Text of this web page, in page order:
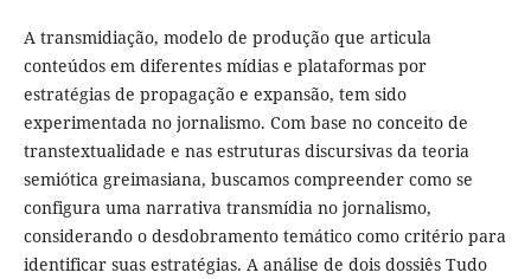
A transmidiação, modelo de produção que articula
conteúdos em diferentes mídias e plataformas por
estratégias de propagação e expansão, tem sido
experimentada no jornalismo. Com base no conceito de
transtextualidade e nas estruturas discursivas da teoria
semiótica greimasiana, buscamos compreender como se
configura uma narrativa transmídia no jornalismo,
considerando o desdobramento temático como critério para
identificar suas estratégias. A análise de dois dossiês Tudo